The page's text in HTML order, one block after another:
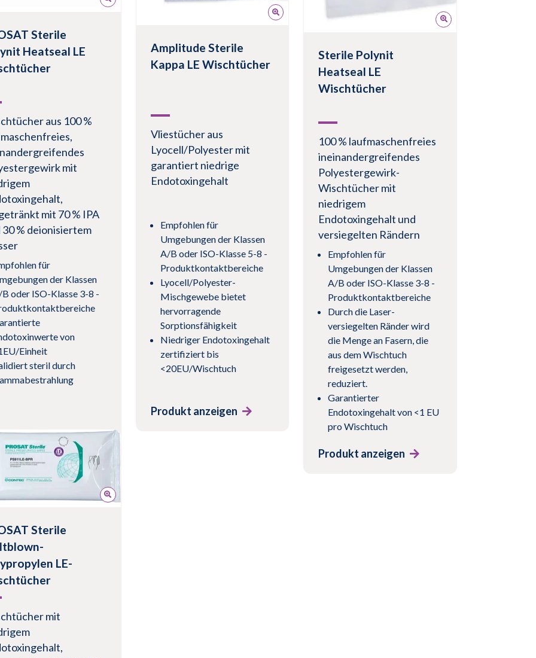
Sterile
Heatseal LE
aus 100 %
mit
mit 70 % IPA
30 % deionisiertem
für
der Klassen
oder ISO-Klasse 3-8 -
von
Einheit
steril durch
anzeigen
Amplitude Sterile
Kappa LE Wischtücher
Vliestücher aus
Lyocell/Polyester mit
garantiert niedrige
Endotoxingehalt
Empfohlen für
Umgebungen der Klassen
A/B oder ISO-Klasse 5-8 -
Produktkontaktbereiche
Lyocell/Polyester-
Mischgewebe bietet
hervorragende
Sorptionsfähigkeit
Niedriger Endotoxingehalt
zertifiziert bis
<20EU/Wischtuch
Produkt anzeigen
Sterile Polynit
Heatseal LE
Wischtücher
100 % laufmaschenfreies
ineinandergreifendes
Polyestergewirk-
Wischtücher mit
niedrigem
Endotoxingehalt und
versiegelten Rändern
Empfohlen für
Umgebungen der Klassen
A/B oder ISO-Klasse 3-8 -
Produktkontaktbereiche
Durch die Laser-
versiegelten Ränder wird
die Menge an Fasern, die
aus dem Wischtuch
freigesetzt werden,
reduziert.
Garantierter
Endotoxingehalt von <1 EU
pro Wischtuch
Produkt anzeigen
Sterile
LE-
mit